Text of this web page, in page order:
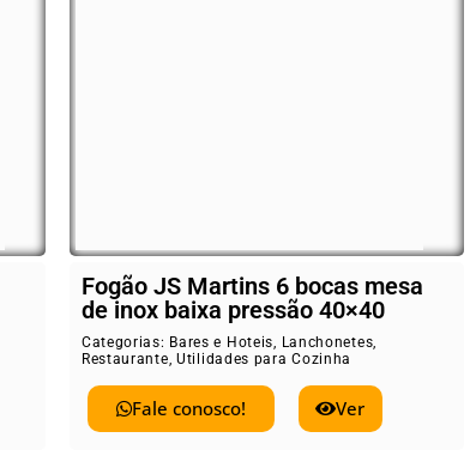
Fogão JS Martins 6 bocas mesa
de inox baixa pressão 40×40
Categorias: Bares e Hoteis, Lanchonetes,
Restaurante, Utilidades para Cozinha
Fale conosco! Ver